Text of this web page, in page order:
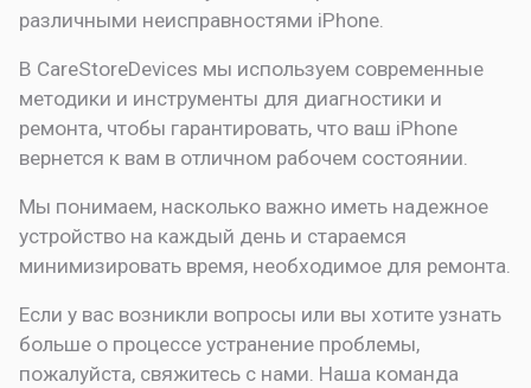
различными неисправностями iPhone.
В CareStoreDevices мы используем современные
методики и инструменты для диагностики и
ремонта, чтобы гарантировать, что ваш iPhone
вернется к вам в отличном рабочем состоянии.
Мы понимаем, насколько важно иметь надежное
устройство на каждый день и стараемся
минимизировать время, необходимое для ремонта.
Если у вас возникли вопросы или вы хотите узнать
больше о процессе устранение проблемы,
пожалуйста, свяжитесь с нами. Наша команда